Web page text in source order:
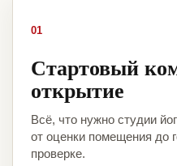
01
Стартовый
открытие
Всё, что нужно студии
от оценки помещения до
проверке.